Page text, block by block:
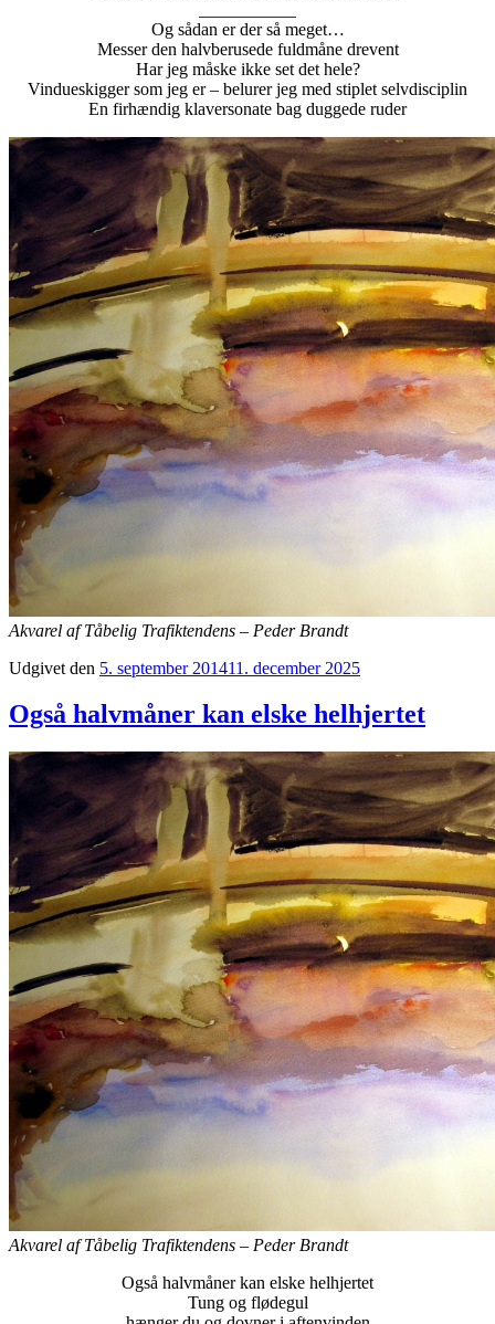
Og sådan er der så meget…
Messer den halvberusede fuldmåne drevent
Har jeg måske ikke set det hele?
Vindueskigger som jeg er – belurer jeg med stiplet selvdisciplin
En firhændig klaversonate bag duggede ruder
Akvarel af Tåbelig Trafiktendens – Peder Brandt
Udgivet den 5. september 201411. december 2025
Også halvmåner kan elske helhjertet
Akvarel af Tåbelig Trafiktendens – Peder Brandt
Også halvmåner kan elske helhjertet
Tung og flødegul